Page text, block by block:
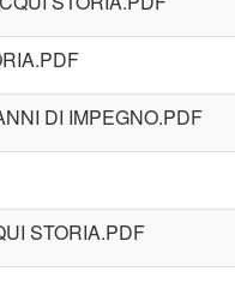
DI IMPEGNO.PDF
STORIA.PDF